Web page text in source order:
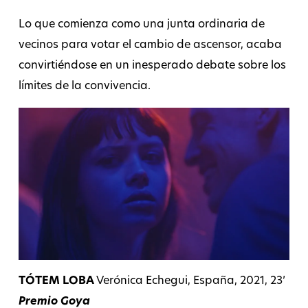
Lo que comienza como una junta ordinaria de
vecinos para votar el cambio de ascensor, acaba
convirtiéndose en un inesperado debate sobre los
límites de la convivencia.
TÓTEM LOBAVerónica Echegui, España, 2021, 23’
Premio Goya